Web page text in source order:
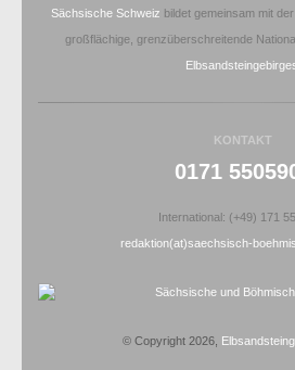
Sächsische Schweiz bildet gemeinsam mit der
großflächige, grenzüberschreitende
KONTAKT
0171
International: (+49) 171
redaktion(at)saechsisch-
© Copyright 2026,